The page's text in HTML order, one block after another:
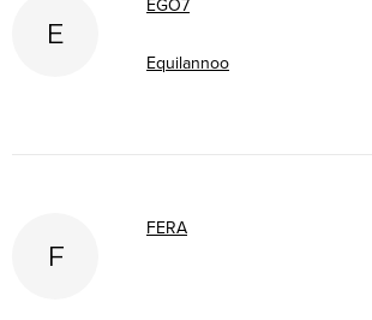
E
EGO7
Equilannoo
F
FERA